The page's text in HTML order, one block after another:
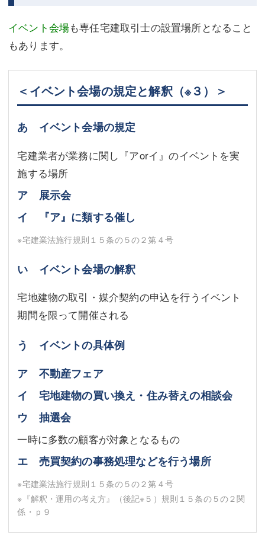
イベント会場も専任宅建取引士の設置場所となること
もあります。
＜イベント会場の規定と解釈（※３） ＞
あ イベント会場の規定
宅建業者が業務に関し『アorイ』のイベントを実
施する場所
ア 展示会
イ 『ア』に類する催し
※宅建業法施行規則１５条の５の２第４号
い イベント会場の解釈
宅地建物の取引・媒介契約の申込を行うイベント
期間を限って開催される
う イベントの具体例
ア 不動産フェア
イ 宅地建物の買い換え・住み替えの相談会
ウ 抽選会
一時に多数の顧客が対象となるもの
エ 売買契約の事務処理などを行う場所
※宅建業法施行規則１５条の５の２第４号
※『解釈・運用の考え方』（後記※５ ）規則１５条の５の２関
係・ｐ９